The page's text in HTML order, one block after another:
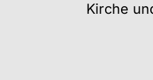
Kirche